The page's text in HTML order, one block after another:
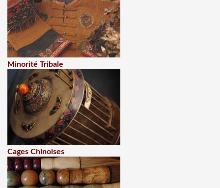
Minorité Tribale
Cages Chinoises